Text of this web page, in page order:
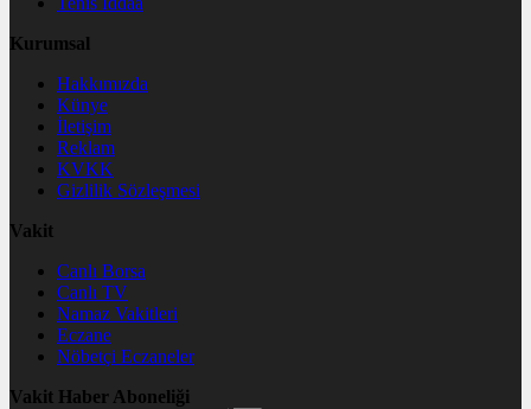
Kurumsal
Hakkımızda
Künye
İletişim
Reklam
KVKK
Gizlilik Sözleşmesi
Vakit
Canlı Borsa
Canlı TV
Namaz Vakitleri
Eczane
Nöbetçi Eczaneler
Vakit Haber Aboneliği